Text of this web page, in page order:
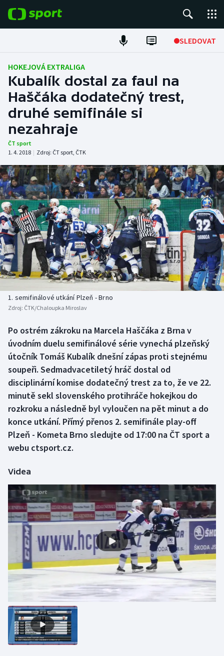
SLEDOVAT
Fotbal
Hokej
Tenis
Atletika
DALŠÍ SPORTY
Americký fotbal
Baseball a softbal
Basketbal
Biatlon
Boby a skeleton
Box
Curling
Dostihy
Florbal
Futsal
Golf
Gymnastika
Házená
Jezdectví
Judo
Krasobruslení
Lezení
Lyže a snowboard
Moderní pětiboj
NEPŘEHLÉDNĚTE
Soutěže
Historické návraty
Aplikace ČT sport
AZ kvíz
HOKEJOVÁ EXTRALIGA
Kubalík dostal za faul na
Haščáka dodatečný trest,
druhé semifinále si
nezahraje
ČT sport
1. 4. 2018 | Zdroj: ČT sport, ČTK
1. semifinálové utkání Plzeň - Brno
Zdroj: ČTK/Chaloupka Miroslav
Po ostrém zákroku na Marcela Haščáka z Brna v
úvodním duelu semifinálové série vynechá plzeňský
útočník Tomáš Kubalík dnešní zápas proti stejnému
soupeři. Sedmadvacetiletý hráč dostal od
disciplinární komise dodatečný trest za to, že ve 22.
minutě sekl slovenského protihráče hokejkou do
rozkroku a následně byl vyloučen na pět minut a do
konce utkání. Přímý přenos 2. semifinále play-off
Plzeň - Kometa Brno sledujte od 17:00 na ČT sport a
webu ctsport.cz.
Videa